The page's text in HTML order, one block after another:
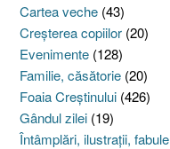
Cartea veche (43)
Creşterea copiilor (20)
Evenimente (128)
Familie, căsătorie (20)
Foaia Creştinului (426)
Gândul zilei (19)
Întâmplări, ilustraţii, fabule